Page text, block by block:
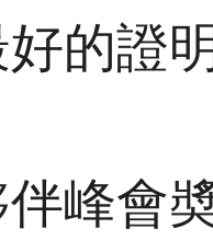
的證
峰會